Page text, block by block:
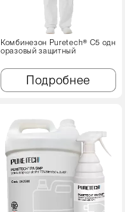
Комбинезон Puretech® C5 одн
оразовый защитный
Подробнее